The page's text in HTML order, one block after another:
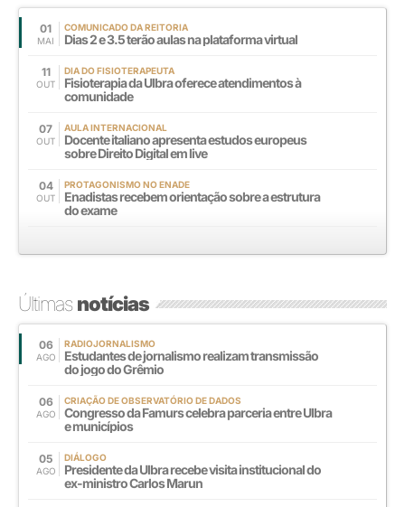
01
MAI
COMUNICADO DA REITORIA
Dias 2 e 3.5 terão aulas na plataforma virtual
11
OUT
DIA DO FISIOTERAPEUTA
Fisioterapia da Ulbra oferece atendimentos à
comunidade
07
OUT
AULA INTERNACIONAL
Docente italiano apresenta estudos europeus
sobre Direito Digital em live
04
OUT
PROTAGONISMO NO ENADE
Enadistas recebem orientação sobre a estrutura
do exame
Últimasnotícias
06
AGO
RADIOJORNALISMO
Estudantes de jornalismo realizam transmissão
do jogo do Grêmio
06
AGO
CRIAÇÃO DE OBSERVATÓRIO DE DADOS
Congresso da Famurs celebra parceria entre Ulbra
e municípios
05
AGO
DIÁLOGO
Presidente da Ulbra recebe visita institucional do
ex-ministro Carlos Marun